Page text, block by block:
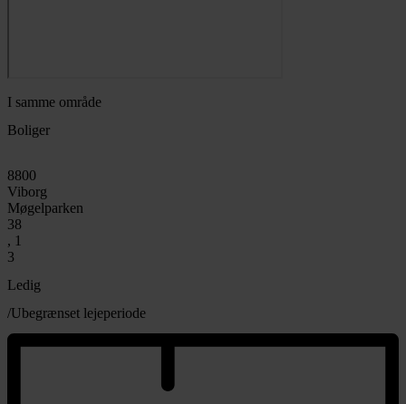
I samme område
Boliger
8800
Viborg
Møgelparken
38
, 1
3
Ledig
/Ubegrænset lejeperiode